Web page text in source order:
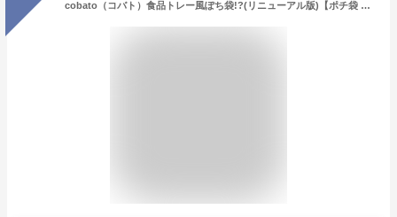
cobato（コバト）食品トレー風ぽち袋!?(リニューアル版)【ポチ袋 お年玉袋 お札 かわいい おしゃれ おもしろ雑貨 面白い 楽しい】